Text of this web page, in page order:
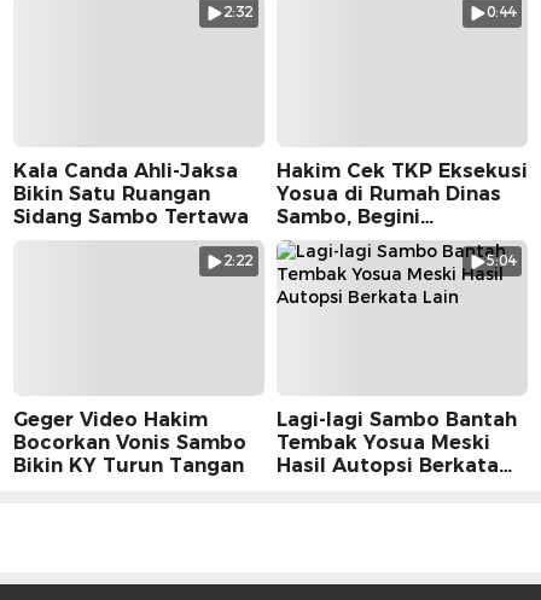
2:32
Kala Canda Ahli-Jaksa
Bikin Satu Ruangan
Sidang Sambo Tertawa
0:44
Hakim Cek TKP Eksekusi
Yosua di Rumah Dinas
Sambo, Begini
Suasananya
2:22
Geger Video Hakim
Bocorkan Vonis Sambo
Bikin KY Turun Tangan
5:04
Lagi-lagi Sambo Bantah
Tembak Yosua Meski
Hasil Autopsi Berkata